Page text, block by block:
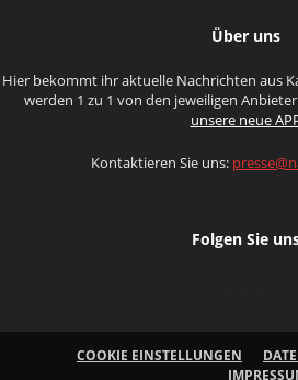
Über uns
Hier bekommt ihr aktuelle Nachrichten aus
werden 1 zu 1 von den jeweiligen
unsere neue
Kontaktieren Sie uns:
Folgen Sie
COOKIE EINSTELLUNGEN